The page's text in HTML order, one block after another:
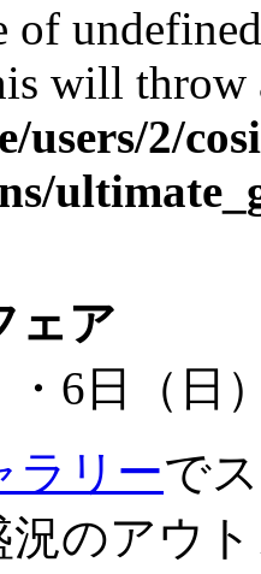
of
will
users/2/
ェア
・6日（日
ラリーで
況のアウ